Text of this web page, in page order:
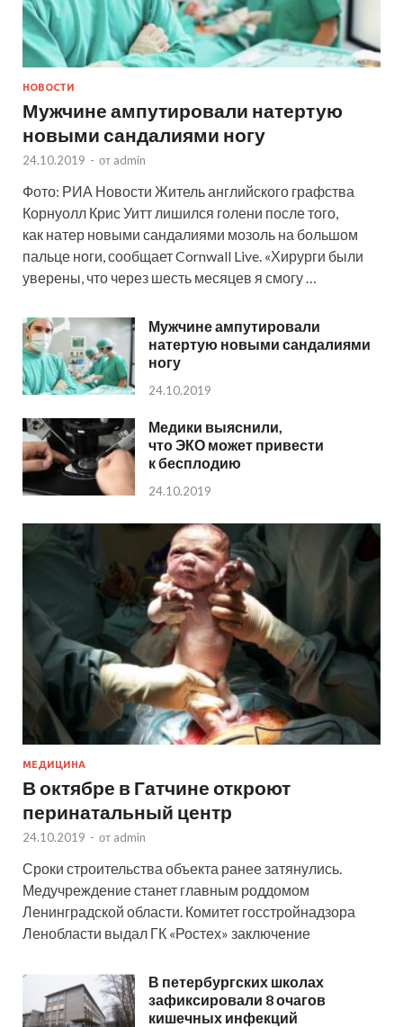
НОВОСТИ
Мужчине ампутировали натертую
новыми сандалиями ногу
24.10.2019 - от admin
Фото: РИА Новости Житель английского графства
Корнуолл Крис Уитт лишился голени после того,
как натер новыми сандалиями мозоль на большом
пальце ноги, сообщает Cornwall Live. «Хирурги были
уверены, что через шесть месяцев я смогу …
Мужчине ампутировали
натертую новыми сандалиями
ногу
24.10.2019
Медики выяснили,
что ЭКО может привести
к бесплодию
24.10.2019
МЕДИЦИНА
В октябре в Гатчине откроют
перинатальный центр
24.10.2019 - от admin
Сроки строительства объекта ранее затянулись.
Медучреждение станет главным роддомом
Ленинградской области. Комитет госстройнадзора
Ленобласти выдал ГК «Ростех» заключение
В петербургских школах
зафиксировали 8 очагов
кишечных инфекций